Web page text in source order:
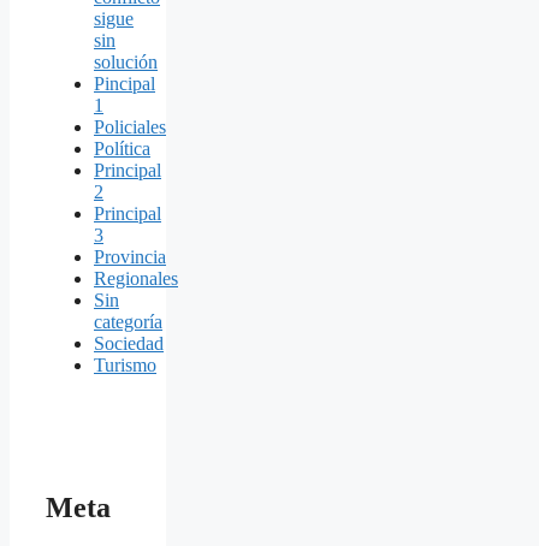
sigue
sin
solución
Pincipal
1
Policiales
Política
Principal
2
Principal
3
Provincia
Regionales
Sin
categoría
Sociedad
Turismo
Meta